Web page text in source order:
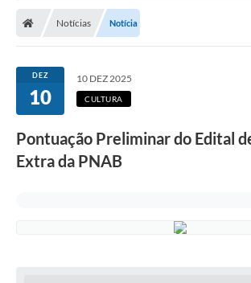
Notícias Notícia
DEZ
10
10 DEZ 2025
CULTURA
Pontuação Preliminar do Edital
Extra da PNAB